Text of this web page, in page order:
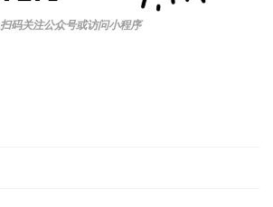
扫码关注公众号或访问小程序